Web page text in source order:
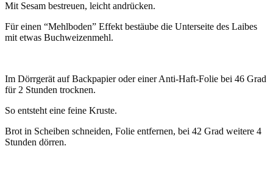
Mit Sesam bestreuen, leicht andrücken.
Für einen “Mehlboden” Effekt bestäube die Unterseite des Laibes
mit etwas Buchweizenmehl.
Im Dörrgerät auf Backpapier oder einer Anti-Haft-Folie bei 46 Grad
für 2 Stunden trocknen.
So entsteht eine feine Kruste.
Brot in Scheiben schneiden, Folie entfernen, bei 42 Grad weitere 4
Stunden dörren.